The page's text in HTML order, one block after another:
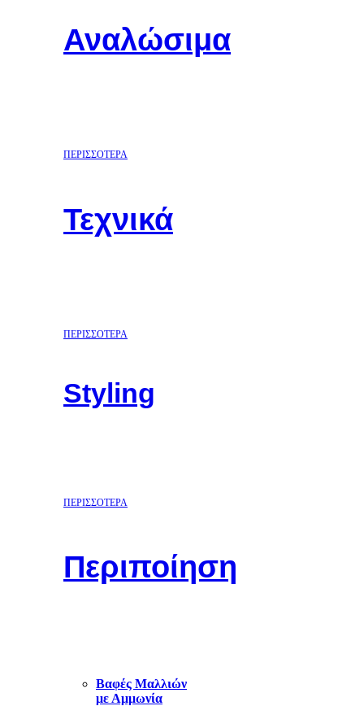
Αναλώσιμα
ΠΕΡΙΣΣΟΤΕΡΑ
Τεχνικά
ΠΕΡΙΣΣΟΤΕΡΑ
Styling
ΠΕΡΙΣΣΟΤΕΡΑ
Περιποίηση
Βαφές Μαλλιών
με Αμμωνία